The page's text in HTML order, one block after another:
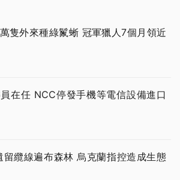
隻外來種綠鬣蜥 冠軍獵人7個月領近
在任 NCC停發手機等電信設備進口
留纜線遍布森林 烏克蘭指控造成生態